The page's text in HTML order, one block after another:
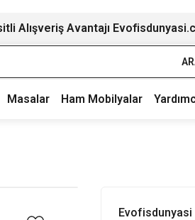
Alışveriş Avantajı
Masalar Ham Mobilyalar
Evofisdunyasi